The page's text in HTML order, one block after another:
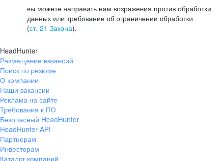
вы можете направить нам возражения против обработки
данных или требование об ограничении обработки
(ст. 21 Закона).
HeadHunter
Размещение вакансий
Поиск по резюме
О компании
Наши вакансии
Реклама на сайте
Требования к ПО
Безопасный HeadHunter
HeadHunter API
Партнерам
Инвесторам
Каталог компаний